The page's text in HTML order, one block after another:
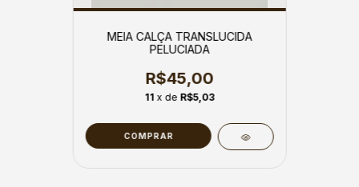
MEIA CALÇA TRANSLUCIDA
PELUCIADA
R$45,00
11 x de R$5,03